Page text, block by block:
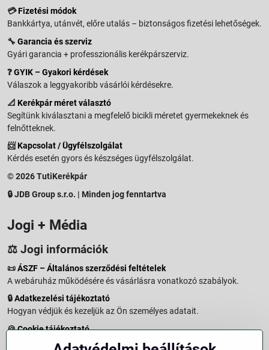
💳Fizetési módok
Bankkártya, utánvét, előre utalás – biztonságos fizetési lehetőségek.
🔧 Garancia és szerviz
Gyári garancia + professzionális kerékpárszerviz.
❓GYIK – Gyakori kérdések
Válaszok a leggyakoribb vásárlói kérdésekre.
📐 Kerékpár méret választó
Segítünk kiválasztani a megfelelő bicikli méretet gyermekeknek és
felnőtteknek.
📨Kapcsolat / Ügyfélszolgálat
Kérdés esetén gyors és készséges ügyfélszolgálat.
© 2026 TutiKerékpár
🔒 JDB Group s.r.o. | Minden jog fenntartva
Jogi + Média
⚖️ Jogi információk
📜ÁSZF – Általános szerződési feltételek
A webáruház működésére és vásárlásra vonatkozó szabályok.
🔒Adatkezelési tájékoztató
Hogyan védjük és kezeljük az Ön személyes adatait.
🍪Cookie tájékoztató
A weboldalon használt sütikről és adatkezelésről.